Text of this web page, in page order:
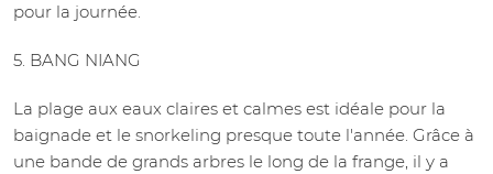
pour la journée.
5. BANG NIANG
La plage aux eaux claires et calmes est idéale pour la
baignade et le snorkeling presque toute l'année. Grâce à
une bande de grands arbres le long de la frange, il y a